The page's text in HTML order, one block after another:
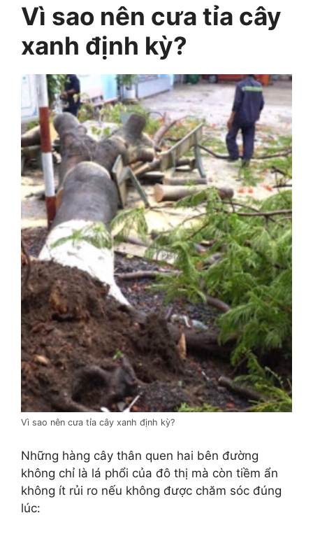
Vì sao nên cưa tỉa cây
xanh định kỳ?
Vì sao nên cưa tỉa cây xanh định kỳ?
Những hàng cây thân quen hai bên đường
không chỉ là lá phổi của đô thị mà còn tiềm ẩn
không ít rủi ro nếu không được chăm sóc đúng
lúc: